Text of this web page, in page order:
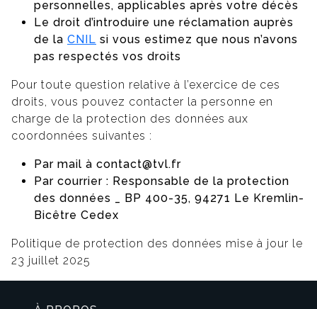
personnelles, applicables après votre décès
Le droit d’introduire une réclamation auprès
de la CNIL si vous estimez que nous n’avons
pas respectés vos droits
Pour toute question relative à l’exercice de ces
droits, vous pouvez contacter la personne en
charge de la protection des données aux
coordonnées suivantes :
Par mail à contact@tvl.fr
Par courrier : Responsable de la protection
des données _ BP 400-35, 94271 Le Kremlin-
Bicêtre Cedex
Politique de protection des données mise à jour le
23 juillet 2025